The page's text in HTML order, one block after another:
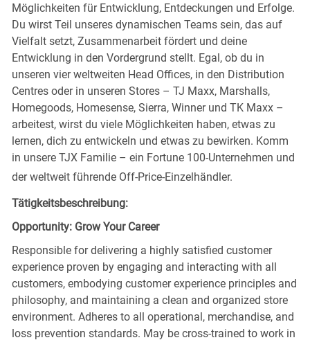
Möglichkeiten für Entwicklung, Entdeckungen und Erfolge.
Du wirst Teil unseres dynamischen Teams sein, das auf
Vielfalt setzt, Zusammenarbeit fördert und deine
Entwicklung in den Vordergrund stellt. Egal, ob du in
unseren vier weltweiten Head Offices, in den Distribution
Centres oder in unseren Stores – TJ Maxx, Marshalls,
Homegoods, Homesense, Sierra, Winner und TK Maxx –
arbeitest, wirst du viele Möglichkeiten haben, etwas zu
lernen, dich zu entwickeln und etwas zu bewirken. Komm
in unsere TJX Familie – ein Fortune 100-Unternehmen und
der weltweit führende Off-Price-Einzelhändler.
Tätigkeitsbeschreibung:
Opportunity: Grow Your Career
Responsible for delivering a highly satisfied customer
experience proven by engaging and interacting with all
customers, embodying customer experience principles and
philosophy, and maintaining a clean and organized store
environment. Adheres to all operational, merchandise, and
loss prevention standards. May be cross-trained to work in